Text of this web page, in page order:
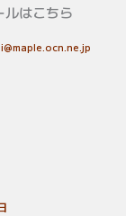
ルはこちら